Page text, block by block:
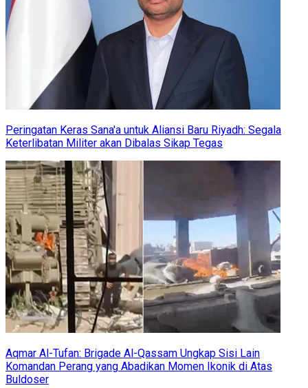
Peringatan Keras Sana'a untuk Aliansi Baru Riyadh: Segala
Keterlibatan Militer akan Dibalas Sikap Tegas
Aqmar Al-Tufan: Brigade Al-Qassam Ungkap Sisi Lain
Komandan Perang yang Abadikan Momen Ikonik di Atas
Buldoser